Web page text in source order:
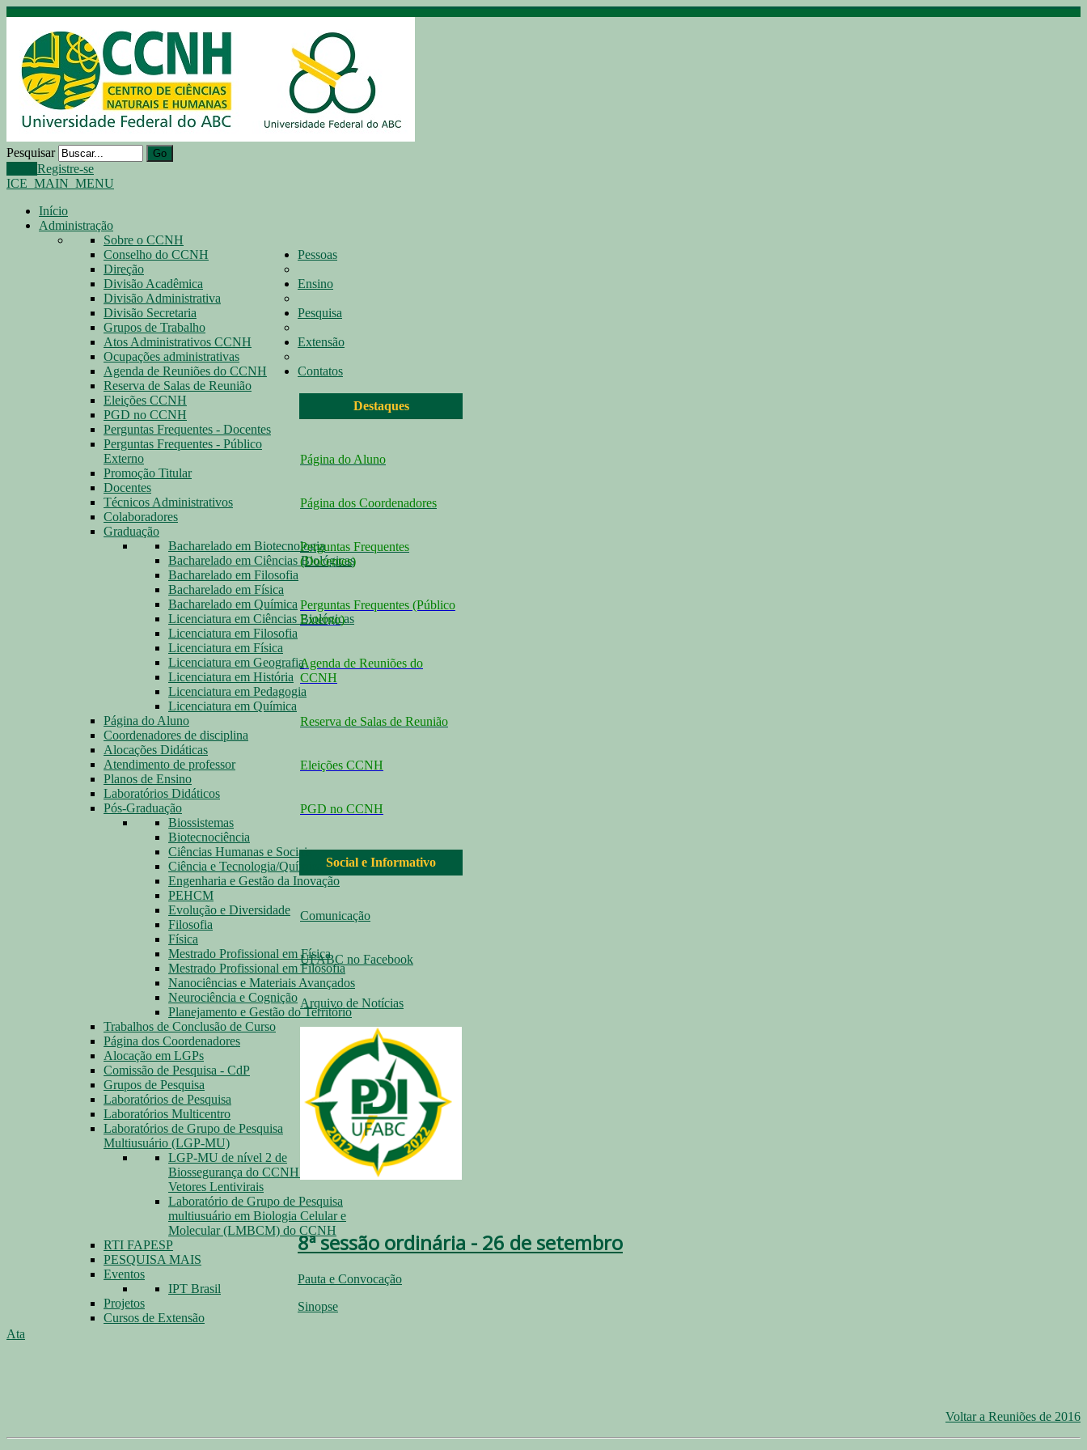
Pesquisar Go
Registre-se
ICE_MAIN_MENU
Início
Administração
Sobre o CCNH
Conselho do CCNH
Direção
Divisão Acadêmica
Divisão Administrativa
Divisão Secretaria
Grupos de Trabalho
Atos Administrativos CCNH
Ocupações administrativas
Agenda de Reuniões do CCNH
Reserva de Salas de Reunião
Eleições CCNH
PGD no CCNH
Perguntas Frequentes - Docentes
Perguntas Frequentes - Público
Externo
Promoção Titular
Pessoas
Docentes
Técnicos Administrativos
Colaboradores
Ensino
Graduação
Bacharelado em Biotecnologia
Bacharelado em Ciências Biológicas
Bacharelado em Filosofia
Bacharelado em Física
Bacharelado em Química
Licenciatura em Ciências Biológicas
Licenciatura em Filosofia
Licenciatura em Física
Licenciatura em Geografia
Licenciatura em História
Licenciatura em Pedagogia
Licenciatura em Química
Página do Aluno
Coordenadores de disciplina
Alocações Didáticas
Atendimento de professor
Planos de Ensino
Laboratórios Didáticos
Pós-Graduação
Biossistemas
Biotecnociência
Ciências Humanas e Sociais
Ciência e Tecnologia/Química
Engenharia e Gestão da Inovação
PEHCM
Evolução e Diversidade
Filosofia
Física
Mestrado Profissional em Física
Mestrado Profissional em Filosofia
Nanociências e Materiais Avançados
Neurociência e Cognição
Planejamento e Gestão do Território
Trabalhos de Conclusão de Curso
Página dos Coordenadores
Pesquisa
Alocação em LGPs
Comissão de Pesquisa - CdP
Grupos de Pesquisa
Laboratórios de Pesquisa
Laboratórios Multicentro
Laboratórios de Grupo de Pesquisa
Multiusuário (LGP-MU)
LGP-MU de nível 2 de
Biossegurança do CCNH para
Vetores Lentivirais
Laboratório de Grupo de Pesquisa
multiusuário em Biologia Celular e
Molecular (LMBCM) do CCNH
RTI FAPESP
PESQUISA MAIS
Extensão
Eventos
IPT Brasil
Projetos
Cursos de Extensão
Contatos
Destaques
Página do Aluno
Página dos Coordenadores
Perguntas Frequentes
(Docentes)
Perguntas Frequentes (Público
Externo)
Agenda de Reuniões do
CCNH
Reserva de Salas de Reunião
Eleições CCNH
PGD no CCNH
Social e Informativo
Comunicação
UFABC no Facebook
Arquivo de Notícias
8ª sessão ordinária - 26 de setembro
Pauta e Convocação
Sinopse
Ata
Voltar a Reuniões de 2016